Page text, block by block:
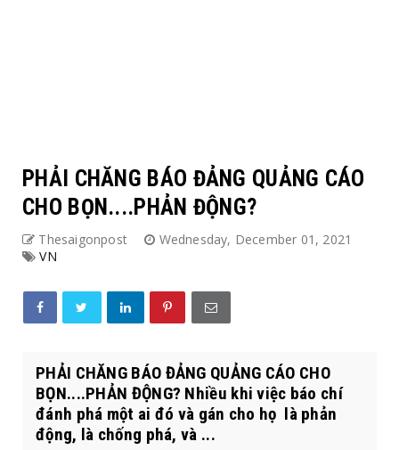
PHẢI CHĂNG BÁO ĐẢNG QUẢNG CÁO
CHO BỌN....PHẢN ĐỘNG?
Thesaigonpost
Wednesday, December 01, 2021
VN
PHẢI CHĂNG BÁO ĐẢNG QUẢNG CÁO CHO
BỌN....PHẢN ĐỘNG? Nhiều khi việc báo chí
đánh phá một ai đó và gán cho họ là phản
động, là chống phá, và ...